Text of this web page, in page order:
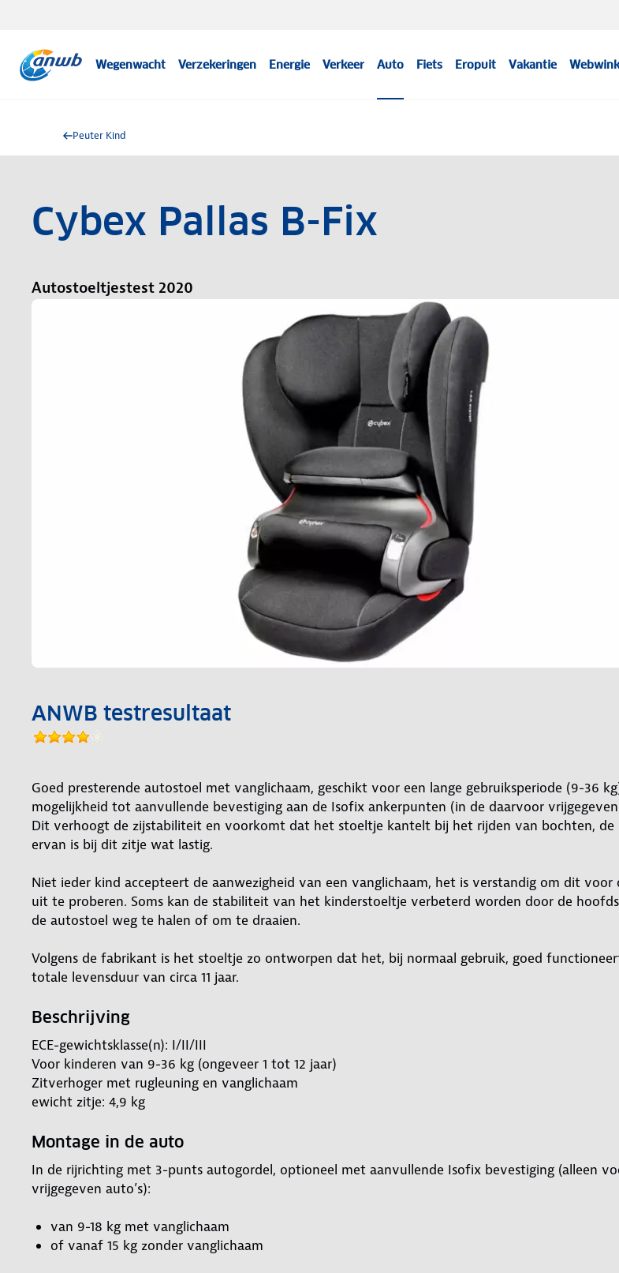
Wegenwacht Verzekeringen Energie Verkeer Auto Fiets Eropuit Vakantie
Peuter Kind
Cybex Pallas B-Fix
Autostoeltjestest 2020
ANWB testresultaat
Goed presterende autostoel met vanglichaam, geschikt voor een lange gebruiksperiode (9-36
mogelijkheid tot aanvullende bevestiging aan de Isofix ankerpunten (in de daarvoor vrijgegeven
Dit verhoogt de zijstabiliteit en voorkomt dat het stoeltje kantelt bij het rijden van bochten, de
ervan is bij dit zitje wat lastig.
Niet ieder kind accepteert de aanwezigheid van een vanglichaam, het is verstandig om dit voor
uit te proberen. Soms kan de stabiliteit van het kinderstoeltje verbeterd worden door de
de autostoel weg te halen of om te draaien.
Volgens de fabrikant is het stoeltje zo ontworpen dat het, bij normaal gebruik, goed
totale levensduur van circa 11 jaar.
Beschrijving
ECE-gewichtsklasse(n): I/II/III
Voor kinderen van 9-36 kg (ongeveer 1 tot 12 jaar)
Zitverhoger met rugleuning en vanglichaam
ewicht zitje: 4,9 kg
Montage in de auto
In de rijrichting met 3-punts autogordel, optioneel met aanvullende Isofix bevestiging (alleen
vrijgegeven auto’s):
van 9-18 kg met vanglichaam
of vanaf 15 kg zonder vanglichaam